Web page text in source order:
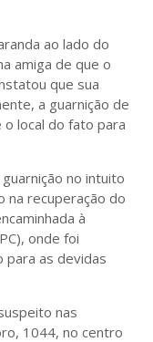
ao lado do
amiga de que o
que sua
a guarnição de
local do fato para
no intuito
na recuperação do
à
onde foi
para as devidas
nas
1044, no centro